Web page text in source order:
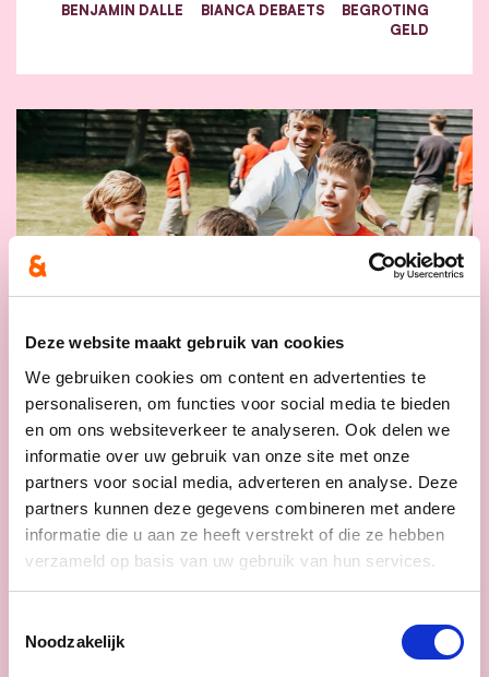
Deze website maakt gebruik van cookies
We gebruiken cookies om content en advertenties te
personaliseren, om functies voor social media te bieden
en om ons websiteverkeer te analyseren. Ook delen we
informatie over uw gebruik van onze site met onze
partners voor social media, adverteren en analyse. Deze
partners kunnen deze gegevens combineren met andere
informatie die u aan ze heeft verstrekt of die ze hebben
verzameld op basis van uw gebruik van hun services.
Noodzakelijk
BENJAMIN DALLE BIANCA DEBAETS
BEGROTING
GELD
Het verenigingsleven is
populair bij de jeugd
09/02/24
Meer dan 7 op de 10 jongeren in
Vlaanderen en Brussel neemt deel aan
de activiteiten van een vereniging. Dat
het nieuwe onderzoek ‘Jongeren in